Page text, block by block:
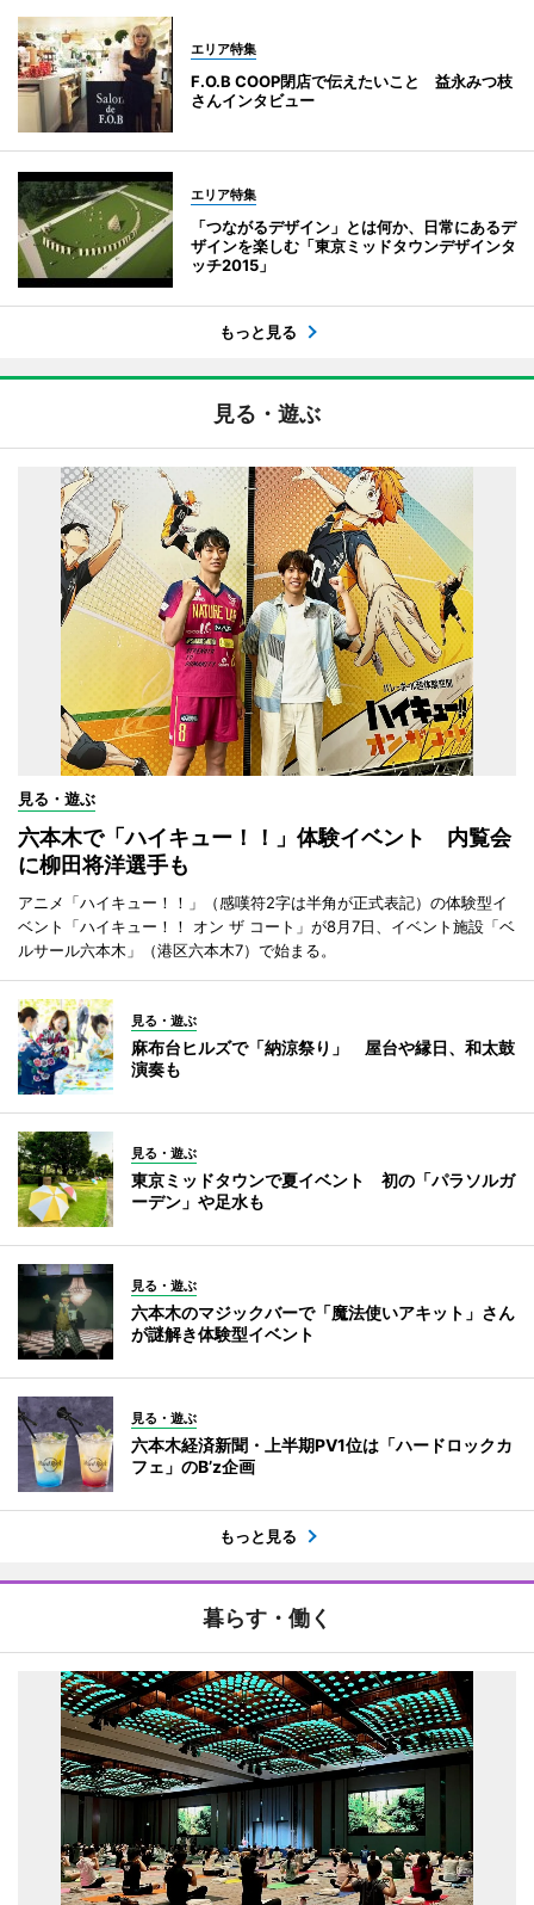
エリア特集
F.O.B COOP閉店で伝えたいこと 益永みつ枝
さんインタビュー
エリア特集
「つながるデザイン」とは何か、日常にあるデ
ザインを楽しむ「東京ミッドタウンデザインタ
ッチ2015」
もっと見る
見る・遊ぶ
見る・遊ぶ
六本木で「ハイキュー！！」体験イベント 内覧会
に柳田将洋選手も
アニメ「ハイキュー！！」（感嘆符2字は半角が正式表記）の体験型イ
ベント「ハイキュー！！ オン ザ コート」が8月7日、イベント施設「ベ
ルサール六本木」（港区六本木7）で始まる。
見る・遊ぶ
麻布台ヒルズで「納涼祭り」 屋台や縁日、和太鼓
演奏も
見る・遊ぶ
東京ミッドタウンで夏イベント 初の「パラソルガ
ーデン」や足水も
見る・遊ぶ
六本木のマジックバーで「魔法使いアキット」さん
が謎解き体験型イベント
見る・遊ぶ
六本木経済新聞・上半期PV1位は「ハードロックカ
フェ」のB’z企画
もっと見る
暮らす・働く